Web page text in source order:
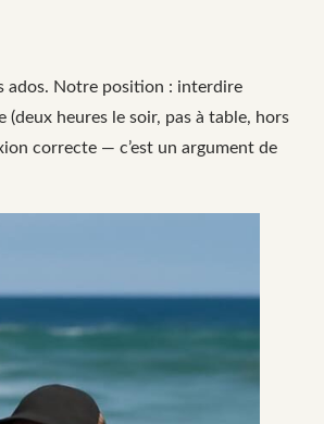
ados. Notre position : interdire
(deux heures le soir, pas à table, hors
correcte — c’est un argument de